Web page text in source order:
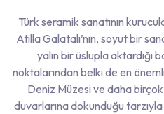
Türk seramik sanatının
Atilla Galatalı’nın, soyut bir
yalın bir üslupla aktardığı
noktalarından belki de en
Deniz Müzesi ve daha birçok
duvarlarına dokunduğu